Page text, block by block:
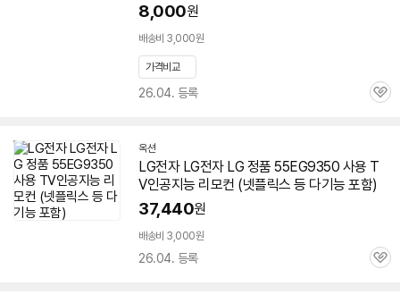
8,000원
배송비 3,000원
가격비교
26.04. 등록
관
옥션
LG전자 LG전자 LG 정품 55EG9350 사용 T
V인공지능 리모컨 (넷플릭스 등 다기능 포함)
37,440원
배송비 3,000원
26.04. 등록
관